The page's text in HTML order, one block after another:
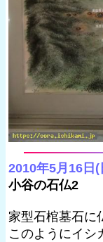
2010年5月16日(
小谷の石仏2
家型石棺墓石に
このようにイシ